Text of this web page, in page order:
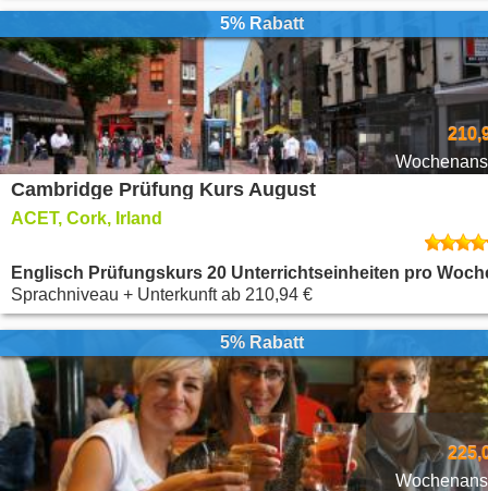
5% Rabatt
Cambridge Prüfung Kurs August
ACET, Cork, Irland
Englisch Prüfungskurs 20 Unterrichtseinheiten pro
Sprachniveau + Unterkunftab 210,94 €
5% Rabatt